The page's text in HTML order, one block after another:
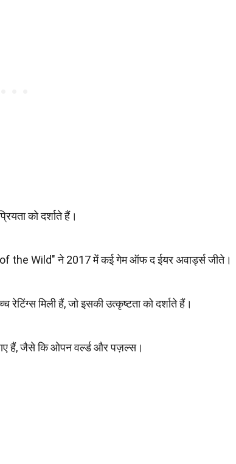
को दर्शाते हैं।
the Wild" ने 2017 में कई गेम ऑफ द ईयर अवार्ड्स जीते।
मिली हैं, जो इसकी उत्कृष्टता को दर्शाते हैं।
हैं, जैसे कि ओपन वर्ल्ड और पज़ल्स।